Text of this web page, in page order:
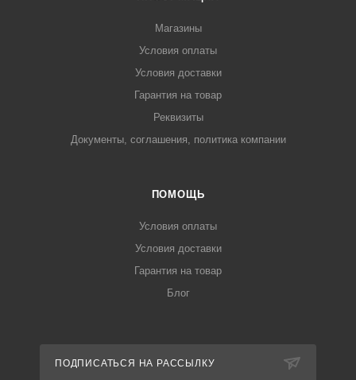
Магазины
Условия оплаты
Условия доставки
Гарантия на товар
Реквизиты
Документы, соглашения, политика компании
ПОМОЩЬ
Условия оплаты
Условия доставки
Гарантия на товар
Блог
ПОДПИСАТЬСЯ НА РАССЫЛКУ